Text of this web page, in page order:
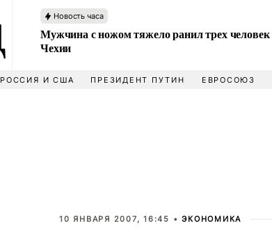
Новость часа
Мужчина с ножом тяжело ранил трех человек
Чехии
РОССИЯ И США ПРЕЗИДЕНТ ПУТИН ЕВРОСОЮЗ
10 ЯНВАРЯ 2007, 16:45 •ЭКОНОМИКА